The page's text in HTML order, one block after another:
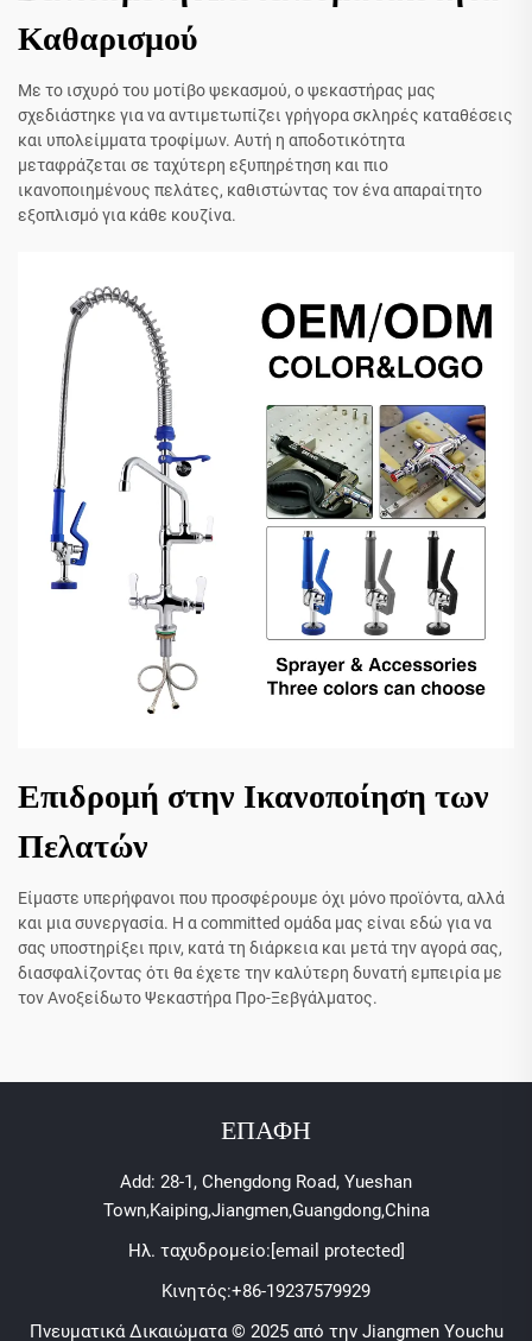
Καθαρισμού
Με το ισχυρό του μοτίβο ψεκασμού, ο ψεκαστήρας μας
σχεδιάστηκε για να αντιμετωπίζει γρήγορα σκληρές καταθέσεις
και υπολείμματα τροφίμων. Αυτή η αποδοτικότητα
μεταφράζεται σε ταχύτερη εξυπηρέτηση και πιο
ικανοποιημένους πελάτες, καθιστώντας τον ένα απαραίτητο
εξοπλισμό για κάθε κουζίνα.
Επιδρομή στην Ικανοποίηση των
Πελατών
Είμαστε υπερήφανοι που προσφέρουμε όχι μόνο προϊόντα, αλλά
και μια συνεργασία. Η α committed ομάδα μας είναι εδώ για να
σας υποστηρίξει πριν, κατά τη διάρκεια και μετά την αγορά σας,
διασφαλίζοντας ότι θα έχετε την καλύτερη δυνατή εμπειρία με
τον Ανοξείδωτο Ψεκαστήρα Προ-Ξεβγάλματος.
ΕΠΑΦΗ
Add: 28-1, Chengdong Road, Yueshan
Town,Kaiping,Jiangmen,Guangdong,China
Ηλ. ταχυδρομείο:[email protected]
Κινητός:+86-19237579929
Πνευματικά Δικαιώματα © 2025 από την Jiangmen Youchu